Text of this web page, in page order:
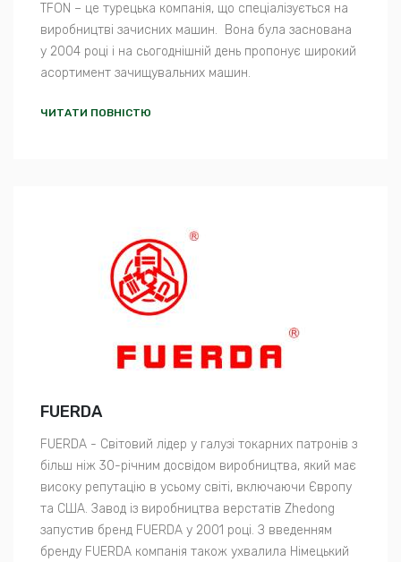
TFON – це турецька компанія, що спеціалізується на
виробництві зачисних машин. Вона була заснована
у 2004 році і на сьогоднішній день пропонує широкий
асортимент зачищувальних машин.
ЧИТАТИ ПОВНІСТЮ
FUERDA
FUERDA - Світовий лідер у галузі токарних патронів з
більш ніж 30-річним досвідом виробництва, який має
високу репутацію в усьому світі, включаючи Європу
та США. Завод із виробництва верстатів Zhedong
запустив бренд FUERDA у 2001 році. З введенням
бренду FUERDA компанія також ухвалила Німецький